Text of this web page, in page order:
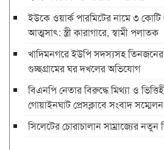
ইউকে ওয়ার্ক পারমিটের নামে ৩
আত্মসাৎ: স্ত্রী কারাগারে, স্বামী পলাতক
খাদিমনগরে ইউপি সদস্যসহ তিনজনের
গুচ্ছগ্রামের ঘর দখলের অভিযোগ
বিএনপি নেতার বিরুদ্ধে মিথ্যা ও
গোয়াইনঘাট প্রেসক্লাবে সংবাদ সম্মেলন
সিলেটের চোরাচালান সাম্রাজ্যের নতুন